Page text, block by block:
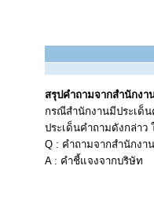
สรุปคำถามจากสำนักง
กรณีสำนักงานมีประเด็
ประเด็นคำถามดังกล่าว
Q : คำถามจากสำนักงาน
A : คำชี้แจงจากบริษัท